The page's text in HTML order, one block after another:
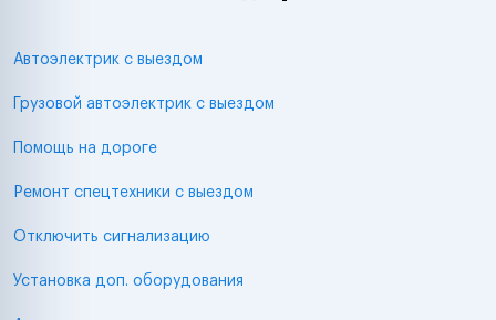
Автоэлектрик с выездом
Грузовой автоэлектрик с выездом
Помощь на дороге
Ремонт спецтехники с выездом
Отключить сигнализацию
Установка доп. оборудования